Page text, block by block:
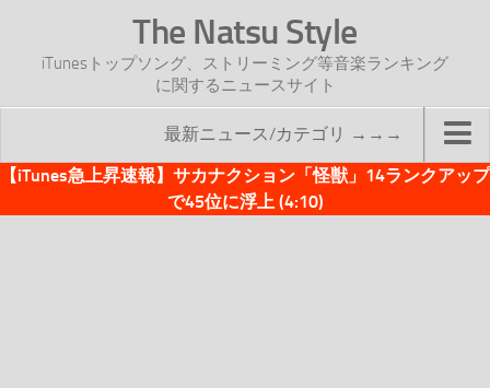
The Natsu Style
iTunesトップソング、ストリーミング等音楽ランキング
に関するニュースサイト
最新ニュース/カテゴリ →→→
TOP
【iTunes急上昇速報】サカナクション「怪獣」14ランクアップ
で45位に浮上 (4:10)